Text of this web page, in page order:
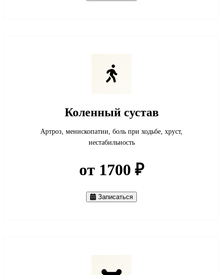
Коленный сустав
Артроз, менископатии, боль при ходьбе, хруст,
нестабильность
от 1700 ₽
Записаться